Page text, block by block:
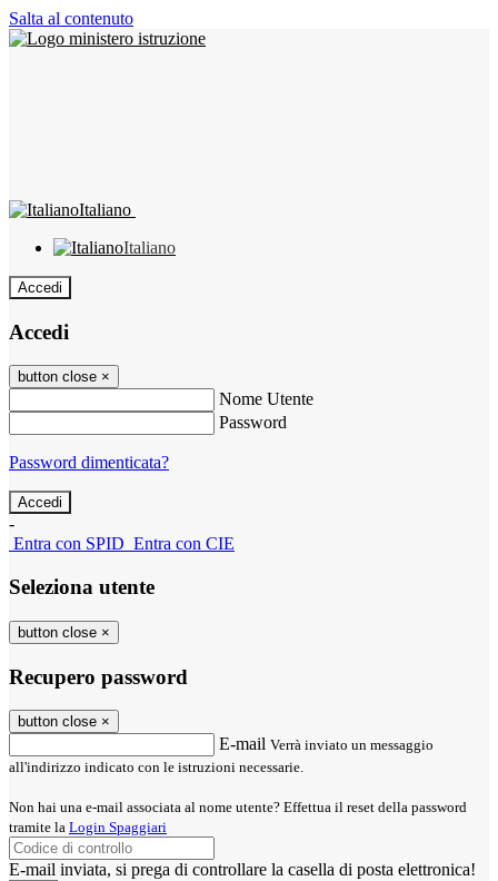
Salta al contenuto
Italiano
Italiano
Accedi
Accedi
button close ×
Nome Utente
Password
Password dimenticata?
-
Entra con SPID Entra con CIE
Seleziona utente
button close ×
Recupero password
button close ×
E-mail Verrà inviato un messaggio
all'indirizzo indicato con le istruzioni necessarie.
Non hai una e-mail associata al nome utente? Effettua il reset della password
tramite la Login Spaggiari
E-mail inviata, si prega di controllare la casella di posta elettronica!